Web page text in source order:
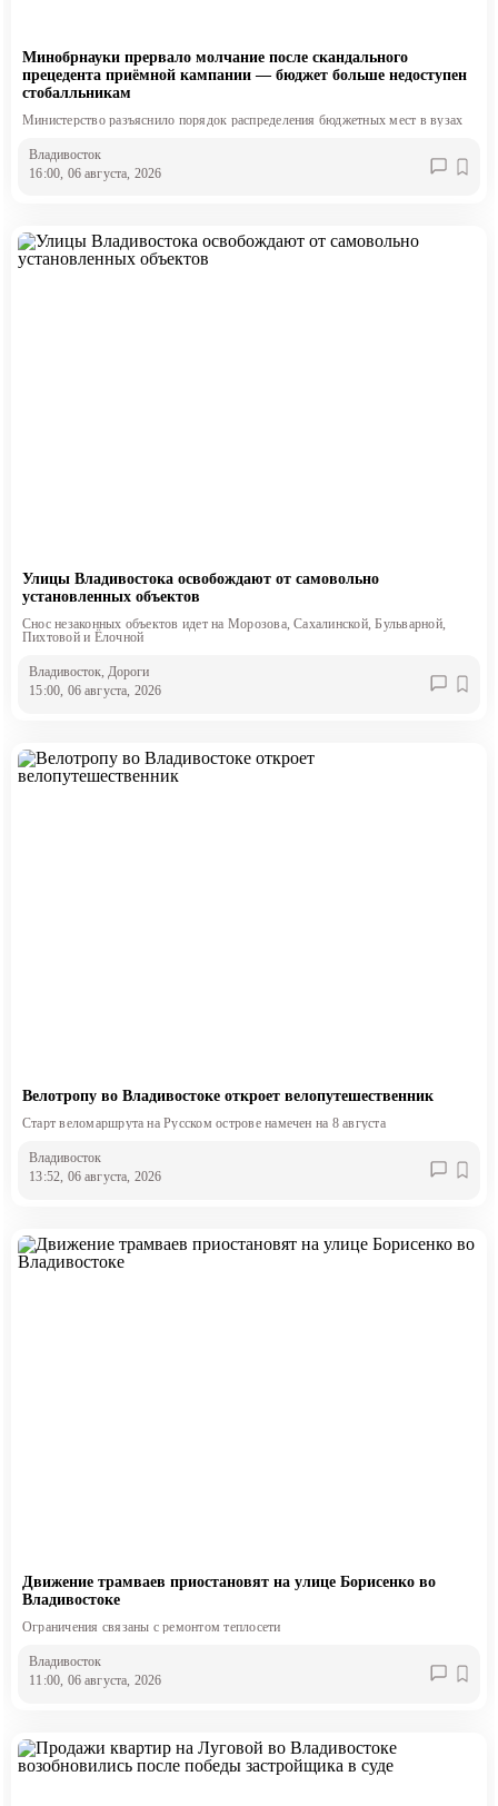
Минобрнауки прервало молчание после скандального
прецедента приёмной кампании — бюджет больше недоступен
стобалльникам
Министерство разъяснило порядок распределения бюджетных мест в вузах
Владивосток
16:00, 06 августа, 2026
Улицы Владивостока освобождают от самовольно
установленных объектов
Снос незаконных объектов идет на Морозова, Сахалинской, Бульварной,
Пихтовой и Ёлочной
Владивосток, Дороги
15:00, 06 августа, 2026
Велотропу во Владивостоке откроет велопутешественник
Старт веломаршрута на Русском острове намечен на 8 августа
Владивосток
13:52, 06 августа, 2026
Движение трамваев приостановят на улице Борисенко во
Владивостоке
Ограничения связаны с ремонтом теплосети
Владивосток
11:00, 06 августа, 2026